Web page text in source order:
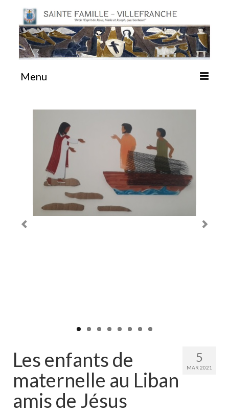
Menu
#87 (pas de titre)
Sainte Emilie
La Congrégation
La Maison-Mère
5
MAR 2021
Les enfants de
maternelle au Liban
amis de Jésus